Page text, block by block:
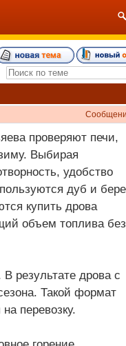
проверяют печи,
Выбирая
удобство
дуб и
купить дрова
объем топлива без
результате дрова с
Такой формат
перевозку.